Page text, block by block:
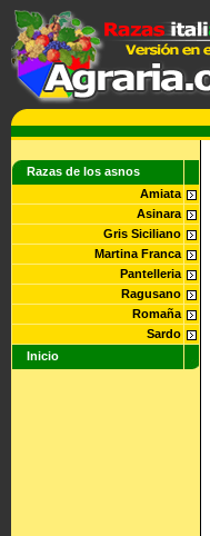
Razas de los asnos
Amiata
Asinara
Gris Siciliano
Martina Franca
Pantelleria
Ragusano
Romaña
Sardo
Inicio